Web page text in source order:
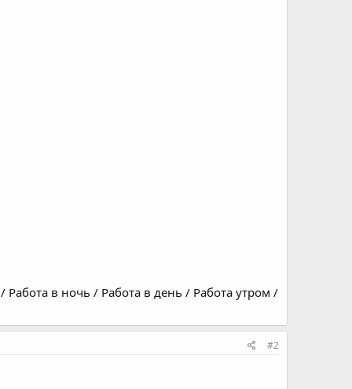
Работа в ночь / Работа в день / Работа утром /
#2